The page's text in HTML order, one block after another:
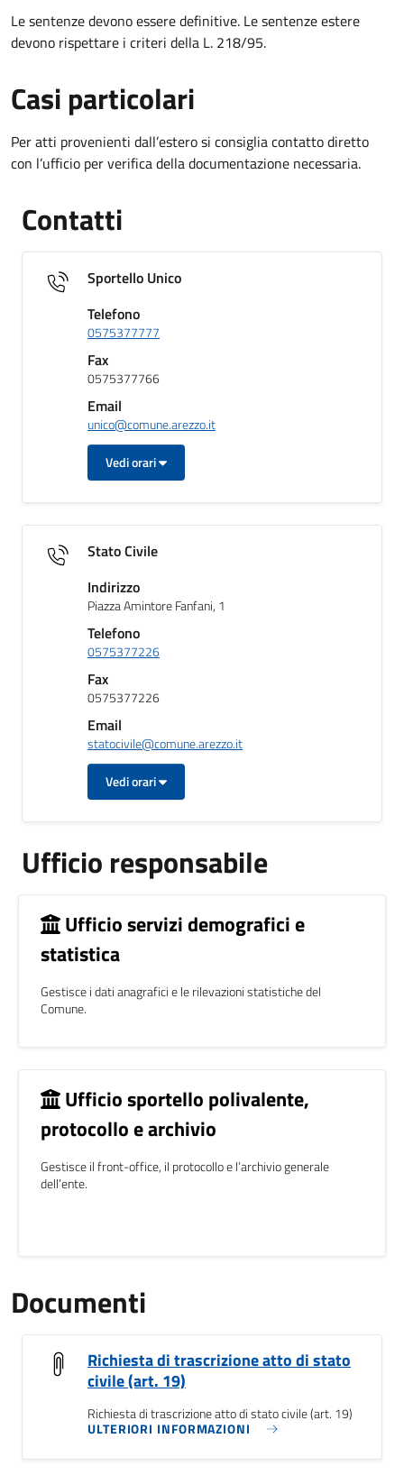
Le sentenze devono essere definitive. Le sentenze estere
devono rispettare i criteri della L. 218/95.
Casi particolari
Per atti provenienti dall’estero si consiglia contatto diretto
con l’ufficio per verifica della documentazione necessaria.
Contatti
Sportello Unico
Telefono
0575377777
Fax
0575377766
Email
unico@comune.arezzo.it
Vedi orari
Stato Civile
Indirizzo
Piazza Amintore Fanfani, 1
Telefono
0575377226
Fax
0575377226
Email
statocivile@comune.arezzo.it
Vedi orari
Ufficio responsabile
Ufficio servizi demografici e
statistica
Gestisce i dati anagrafici e le rilevazioni statistiche del
Comune.
Ufficio sportello polivalente,
protocollo e archivio
Gestisce il front-office, il protocollo e l’archivio generale
dell’ente.
Documenti
Richiesta di trascrizione atto di stato
civile (art. 19)
Richiesta di trascrizione atto di stato civile (art. 19)
ULTERIORI INFORMAZIONI